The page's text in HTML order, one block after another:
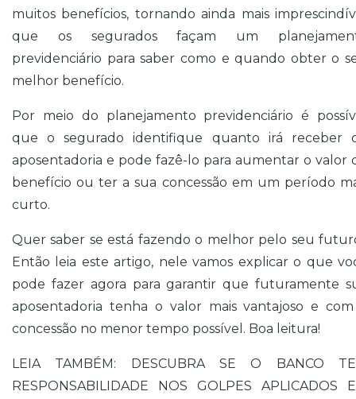
muitos benefícios, tornando ainda mais
que os segurados façam um
previdenciário para saber como e quando obter o
melhor benefício.
Por meio do planejamento previdenciário é
que o segurado identifique quanto irá receber
aposentadoria e pode fazê-lo para aumentar o valor
benefício ou ter a sua concessão em um período
curto.
Quer saber se está fazendo o melhor pelo seu
Então leia este artigo, nele vamos explicar o que
pode fazer agora para garantir que futuramente
aposentadoria tenha o valor mais vantajoso e
concessão no menor tempo possível. Boa leitura!
LEIA TAMBÉM: DESCUBRA SE O BANCO
RESPONSABILIDADE NOS GOLPES APLICADOS